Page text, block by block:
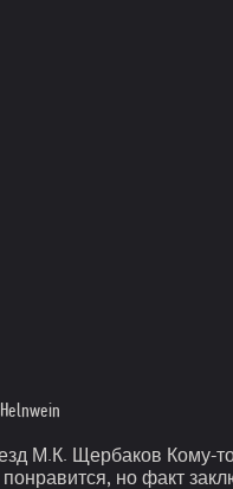
М.К. Щербаков
но факт